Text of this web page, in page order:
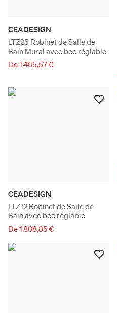
CEADESIGN
LTZ25 Robinet de Salle de
Bain Mural avec bec réglable
De 1 465,57 €
CEADESIGN
LTZ12 Robinet de Salle de
Bain avec bec réglable
De 1 808,85 €